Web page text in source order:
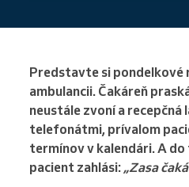
Predstavte si pondelkové
ambulancii. Čakáreň
neustále zvoní a recepčná
telefonátmi, prívalom
termínov v kalendári. A
pacient zahlási: „Zasa